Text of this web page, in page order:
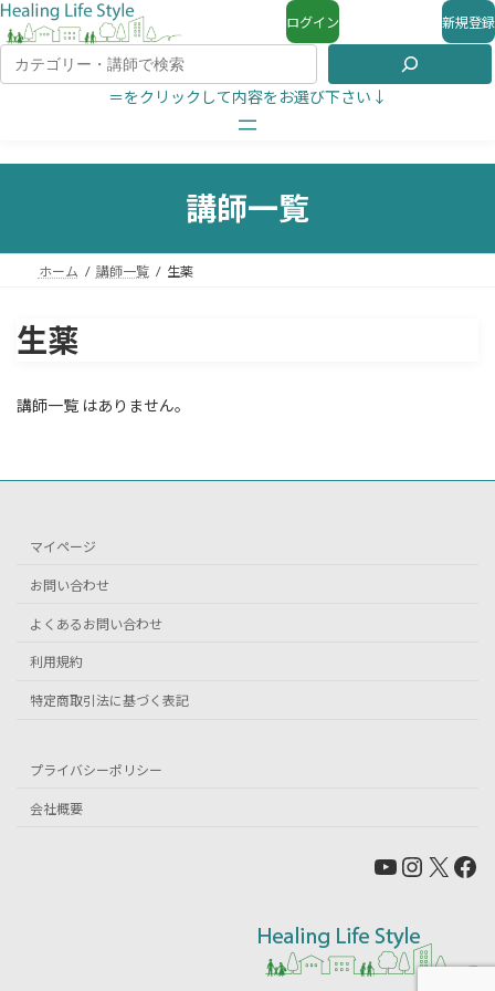
ログイン 新規登録
＝をクリックして内容をお選び下さい↓
講師一覧
ホーム 講師一覧 生薬
生薬
講師一覧 はありません。
マイページ
お問い合わせ
よくあるお問い合わせ
利用規約
特定商取引法に基づく表記
プライバシーポリシー
会社概要